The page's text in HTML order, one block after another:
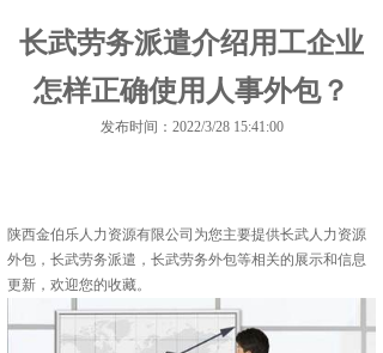
长武劳务派遣介绍用工企业
怎样正确使用人事外包？
发布时间：2022/3/28 15:41:00
陕西金伯乐人力资源有限公司为您主要提供长武人力资源
外包 ，长武劳务派遣，长武劳务外包等相关的展示和信息
更新，欢迎您的收藏。